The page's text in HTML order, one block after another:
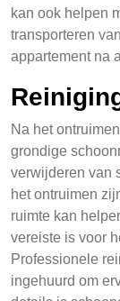
kan ook helpen
transporteren
appartement na
Na het
grondige
verwijderen van
het ontruimen
ruimte kan
vereiste is voor
Professionele
ingehuurd om